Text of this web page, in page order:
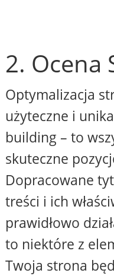
2. Ocena
Optymalizacja
użyteczne i
building – to
skuteczne
Dopracowane
treści i ich
prawidłowo
to niektóre z
Twoja strona